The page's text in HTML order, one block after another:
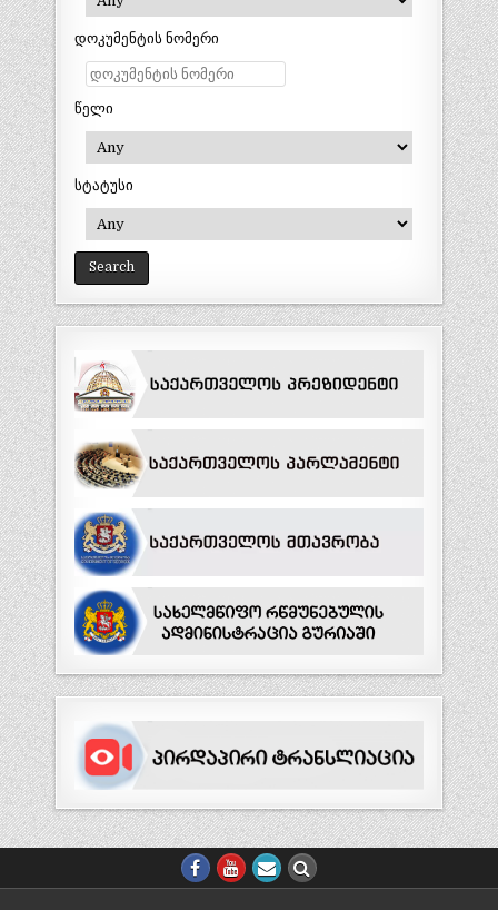
დოკუმენტის ნომერი
წელი
სტატუსი